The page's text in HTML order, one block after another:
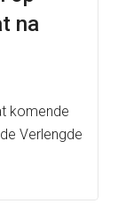
na
komende
Verlengde